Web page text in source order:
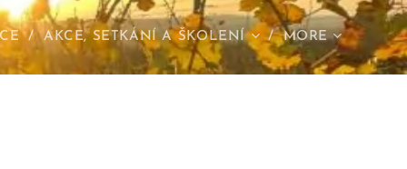
AKCE, SETKÁNÍ A ŠKOLENÍ MORE